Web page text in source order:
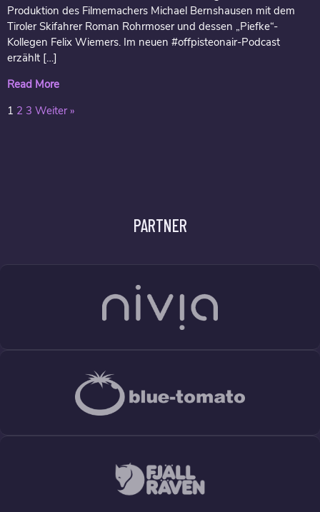
Produktion des Filmemachers Michael Bernshausen mit dem
Tiroler Skifahrer Roman Rohrmoser und dessen „Piefke“-
Kollegen Felix Wiemers. Im neuen #offpisteonair-Podcast
erzählt […]
Read More
1 2 3 Weiter »
PARTNER